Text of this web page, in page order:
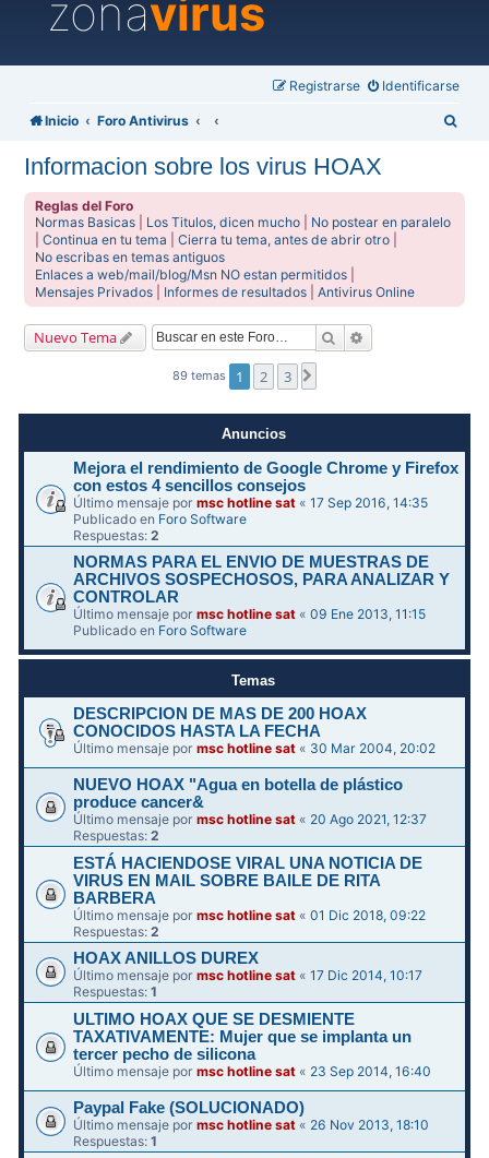
zonavirus
Identificarse
Registrarse
Inicio Foro Antivirus
Informacion sobre los virus HOAX
Reglas del Foro
Normas Basicas
Los Titulos, dicen mucho
No postear en paralelo
|Continua en tu tema |Cierra tu tema, antes de abrir otro
No escribas en temas antiguos
Enlaces a web/mail/blog/Msn NO estan permitidos
Mensajes Privados
Informes de resultados |Antivirus Online
Nuevo Tema Buscar
89 temas 1 2 3
Anuncios
Mejora el rendimiento de Google Chrome y Firefox
con estos 4 sencillos consejos
Último mensaje pormsc hotline sat «17 Sep 2016, 14:35
Publicado en Foro Software
Respuestas:2
NORMAS PARA EL ENVIO DE MUESTRAS DE
ARCHIVOS SOSPECHOSOS, PARA ANALIZAR Y
CONTROLAR
Último mensaje pormsc hotline sat «09 Ene 2013, 11:15
Publicado en Foro Software
Temas
DESCRIPCION DE MAS DE 200 HOAX
CONOCIDOS HASTA LA FECHA
Último mensaje pormsc hotline sat « 30 Mar 2004, 20:02
NUEVO HOAX "Agua en botella de plástico
produce cancer&
Último mensaje pormsc hotline sat « 20 Ago 2021, 12:37
Respuestas:2
ESTÁ HACIENDOSE VIRAL UNA NOTICIA DE
VIRUS EN MAIL SOBRE BAILE DE RITA
BARBERA
Último mensaje pormsc hotline sat «01 Dic 2018, 09:22
Respuestas:2
HOAX ANILLOS DUREX
Último mensaje pormsc hotline sat «17 Dic 2014, 10:17
Respuestas:1
ULTIMO HOAX QUE SE DESMIENTE
TAXATIVAMENTE: Mujer que se implanta un
tercer pecho de silicona
Último mensaje pormsc hotline sat « 23 Sep 2014, 16:40
Paypal Fake (SOLUCIONADO)
Último mensaje pormsc hotline sat « 26 Nov 2013, 18:10
Respuestas:1